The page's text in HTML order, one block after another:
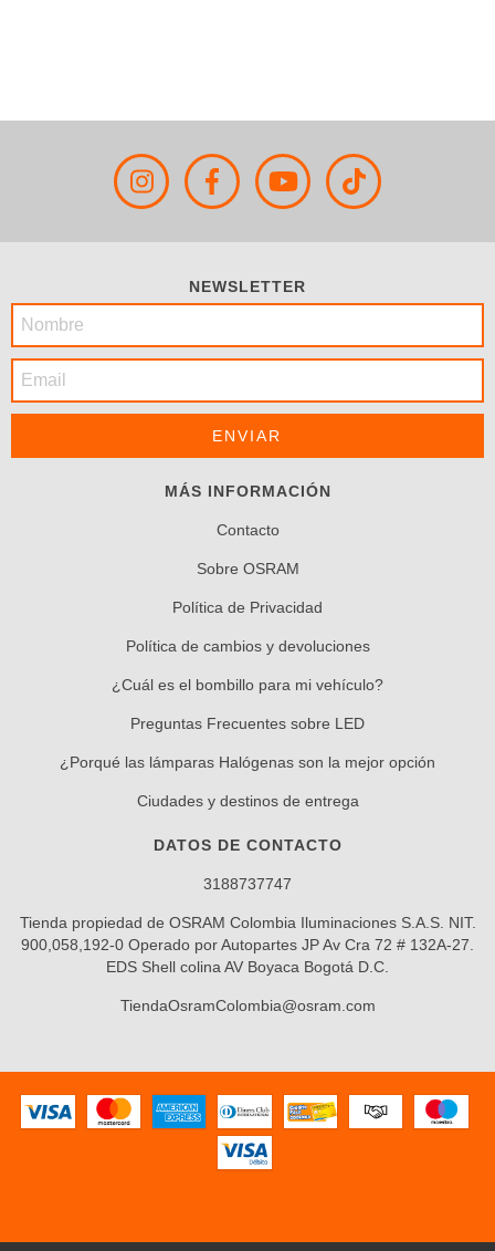
NEWSLETTER
MÁS INFORMACIÓN
Contacto
Sobre OSRAM
Política de Privacidad
Política de cambios y devoluciones
¿Cuál es el bombillo para mi vehículo?
Preguntas Frecuentes sobre LED
¿Porqué las lámparas Halógenas son la mejor opción
Ciudades y destinos de entrega
DATOS DE CONTACTO
3188737747
Tienda propiedad de OSRAM Colombia Iluminaciones S.A.S. NIT.
900,058,192-0 Operado por Autopartes JP Av Cra 72 # 132A-27.
EDS Shell colina AV Boyaca Bogotá D.C.
TiendaOsramColombia@osram.com